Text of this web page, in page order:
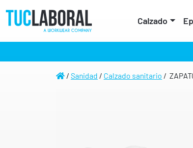
Calzado
/ Sanidad / Calzado sanitario /